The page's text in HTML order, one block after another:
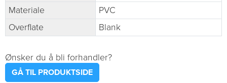
Materiale
PVC
Overflate
Blank
Ønsker du å bli forhandler?
GÅ TIL PRODUKTSIDE